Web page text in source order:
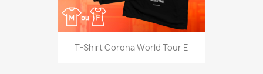
T-Shirt Corona World Tour E